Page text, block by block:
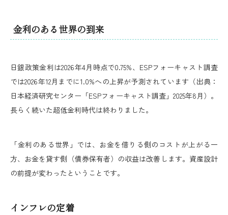
金利のある世界の到来
日銀政策金利は2026年4月時点で0.75%、ESPフォーキャスト調査
では2026年12月までに1.0%への上昇が予測されています（出典：
日本経済研究センター「ESPフォーキャスト調査」2025年8月）。
長らく続いた超低金利時代は終わりました。
「金利のある世界」では、お金を借りる側のコストが上がる一
方、お金を貸す側（債券保有者）の収益は改善します。資産設計
の前提が変わったということです。
インフレの定着